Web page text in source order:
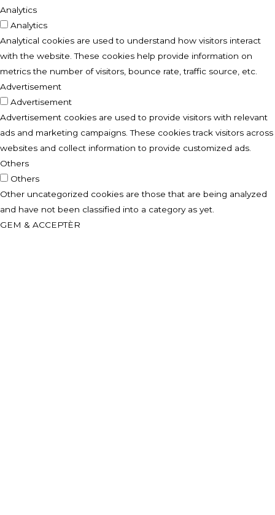
Analytics
Analytics
Analytical cookies are used to understand how visitors interact
with the website. These cookies help provide information on
metrics the number of visitors, bounce rate, traffic source, etc.
Advertisement
Advertisement
Advertisement cookies are used to provide visitors with relevant
ads and marketing campaigns. These cookies track visitors across
websites and collect information to provide customized ads.
Others
Others
Other uncategorized cookies are those that are being analyzed
and have not been classified into a category as yet.
GEM & ACCEPTÈR